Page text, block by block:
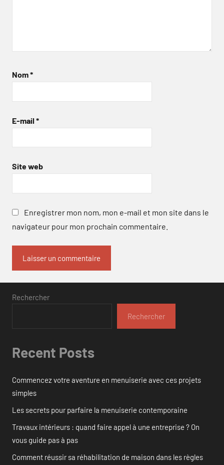
Nom*
E-mail *
Site web
Enregistrer mon nom, mon e-mail et mon site dans le
navigateur pour mon prochain commentaire.
Rechercher
Rechercher
Recent Posts
Commencez votre aventure en menuiserie avec ces projets
simples
Les secrets pour parfaire la menuiserie contemporaine
Travaux intérieurs : quand faire appel à une entreprise ? On
vous guide pas à pas
Comment réussir sa réhabilitation de maison dans les règles